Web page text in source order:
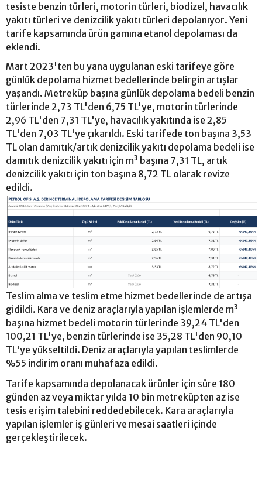
tesiste benzin türleri, motorin türleri, biodizel, havacılık
yakıtı türleri ve denizcilik yakıtı türleri depolanıyor. Yeni
tarife kapsamında ürün gamına etanol depolaması da
eklendi.
Mart 2023'ten bu yana uygulanan eski tarifeye göre
günlük depolama hizmet bedellerinde belirgin artışlar
yaşandı. Metreküp başına günlük depolama bedeli benzin
türlerinde 2,73 TL'den 6,75 TL'ye, motorin türlerinde
2,96 TL'den 7,31 TL'ye, havacılık yakıtında ise 2,85
TL'den 7,03 TL'ye çıkarıldı. Eski tarifede ton başına 3,53
TL olan damıtık/artık denizcilik yakıtı depolama bedeli ise
damıtık denizcilik yakıtı için m³ başına 7,31 TL, artık
denizcilik yakıtı için ton başına 8,72 TL olarak revize
edildi.
Teslim alma ve teslim etme hizmet bedellerinde de artışa
gidildi. Kara ve deniz araçlarıyla yapılan işlemlerde m³
başına hizmet bedeli motorin türlerinde 39,24 TL'den
100,21 TL'ye, benzin türlerinde ise 35,28 TL'den 90,10
TL'ye yükseltildi. Deniz araçlarıyla yapılan teslimlerde
%55 indirim oranı muhafaza edildi.
Tarife kapsamında depolanacak ürünler için süre 180
günden az veya miktar yılda 10 bin metreküpten az ise
tesis erişim talebini reddedebilecek. Kara araçlarıyla
yapılan işlemler iş günleri ve mesai saatleri içinde
gerçekleştirilecek.